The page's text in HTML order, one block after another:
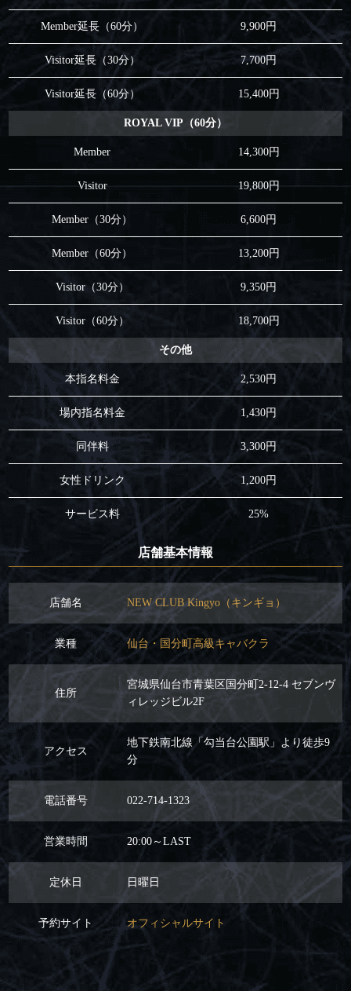
Member延長（60分） 9,900円
Visitor延長（30分） 7,700円
Visitor延長（60分） 15,400円
ROYAL VIP（60分）
Member 14,300円
Visitor 19,800円
Member（30分） 6,600円
Member（60分） 13,200円
Visitor（30分） 9,350円
Visitor（60分） 18,700円
その他
本指名料金 2,530円
場内指名料金 1,430円
同伴料 3,300円
女性ドリンク 1,200円
サービス料 25%
店舗基本情報
店舗名 NEW CLUB Kingyo（キンギョ）
業種 仙台・国分町高級キャバクラ
住所
宮城県仙台市青葉区国分町2-12-4 セブンヴ
ィレッジビル2F
アクセス
地下鉄南北線「勾当台公園駅」より徒歩9
分
電話番号 022-714-1323
営業時間 20:00～LAST
定休日 日曜日
予約サイト オフィシャルサイト